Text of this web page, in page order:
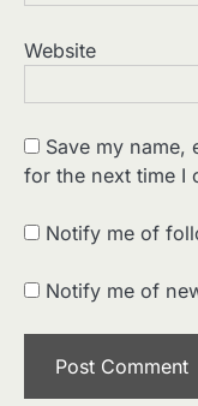
Website
Save my name,
for the next time I
Notify me of
Notify me of
2
3